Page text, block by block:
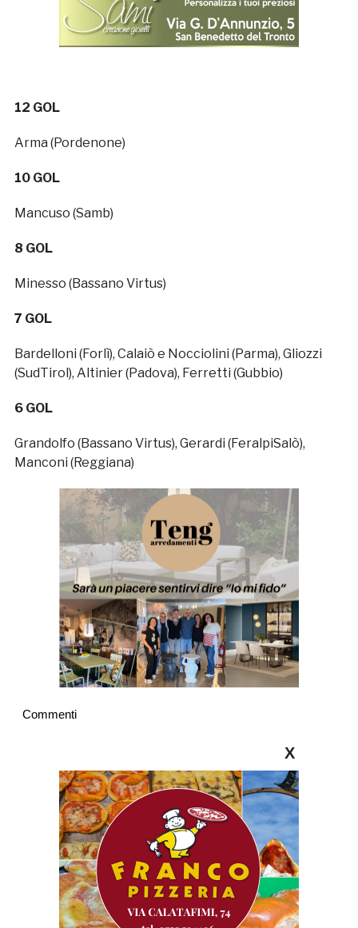
12 GOL
Arma (Pordenone)
10 GOL
Mancuso (Samb)
8 GOL
Minesso (Bassano Virtus)
7 GOL
Bardelloni (Forlì), Calaiò e Nocciolini (Parma), Gliozzi
(SudTirol), Altinier (Padova), Ferretti (Gubbio)
6 GOL
Grandolfo (Bassano Virtus), Gerardi (FeralpiSalò),
Manconi (Reggiana)
Commenti
X